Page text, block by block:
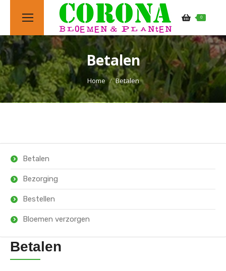
0
Betalen
Je bent hier:
Home Betalen
Betalen
Bezorging
Bestellen
Bloemen verzorgen
Betalen